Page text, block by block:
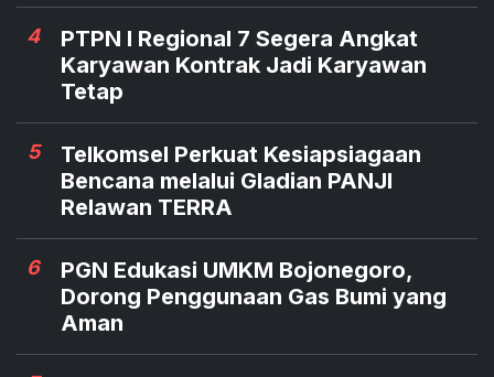
4
PTPN I Regional 7 Segera Angkat
Karyawan Kontrak Jadi Karyawan
Tetap
5
Telkomsel Perkuat Kesiapsiagaan
Bencana melalui Gladian PANJI
Relawan TERRA
6
PGN Edukasi UMKM Bojonegoro,
Dorong Penggunaan Gas Bumi yang
Aman